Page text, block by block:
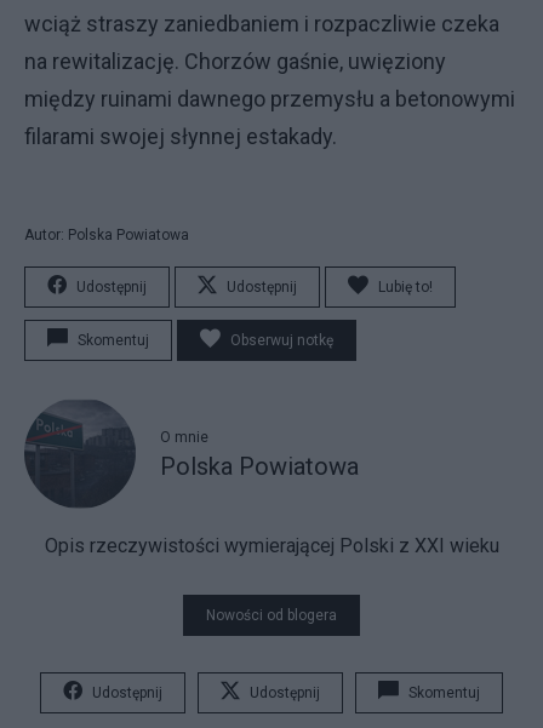
wciąż straszy zaniedbaniem i rozpaczliwie czeka
na rewitalizację. Chorzów gaśnie, uwięziony
między ruinami dawnego przemysłu a betonowymi
filarami swojej słynnej estakady.
Autor: Polska Powiatowa
Udostępnij Udostępnij Lubię to!
Skomentuj Obserwuj notkę
O mnie
Polska Powiatowa
Opis rzeczywistości wymierającej Polski z XXI wieku
Nowości od blogera
Udostępnij Udostępnij Skomentuj